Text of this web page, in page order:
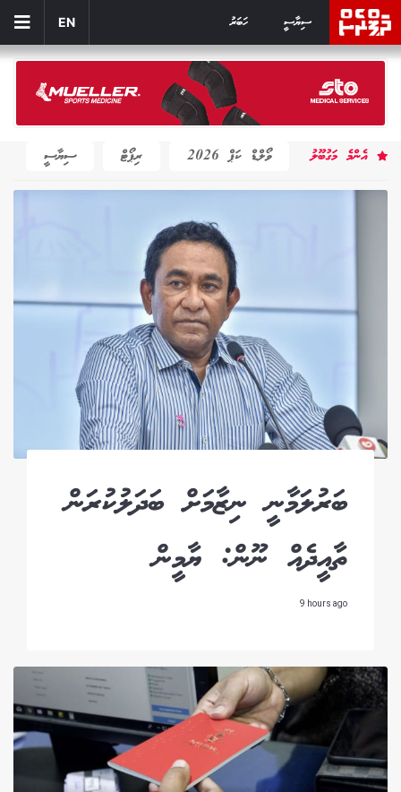
ސިޔާސީ ހަބަރު EN
އެންމެ މަގުބޫލު ވޯލްޑް ކަޕް 2026 ރިޕޯޓް ސިޔާސީ
ބަރުލަމާނީ ނިޒާމަށް ބަދަލުކުރަން
ތާއީދެއް ނޫން: ޔާމީން
9 hours ago